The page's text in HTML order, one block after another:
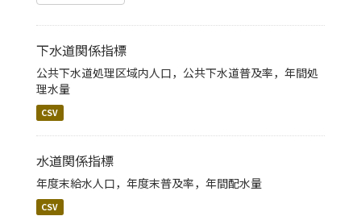
下水道関係指標
公共下水道処理区域内人口，公共下水道普及率，年間処
理水量
CSV
水道関係指標
年度末給水人口，年度末普及率，年間配水量
CSV